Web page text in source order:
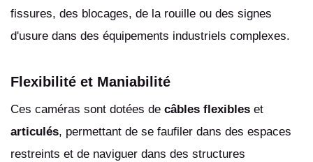
fissures, des blocages, de la rouille ou des signes
d'usure dans des équipements industriels complexes.
Flexibilité et Maniabilité
Ces caméras sont dotées de câbles flexibles et
articulés, permettant de se faufiler dans des espaces
restreints et de naviguer dans des structures